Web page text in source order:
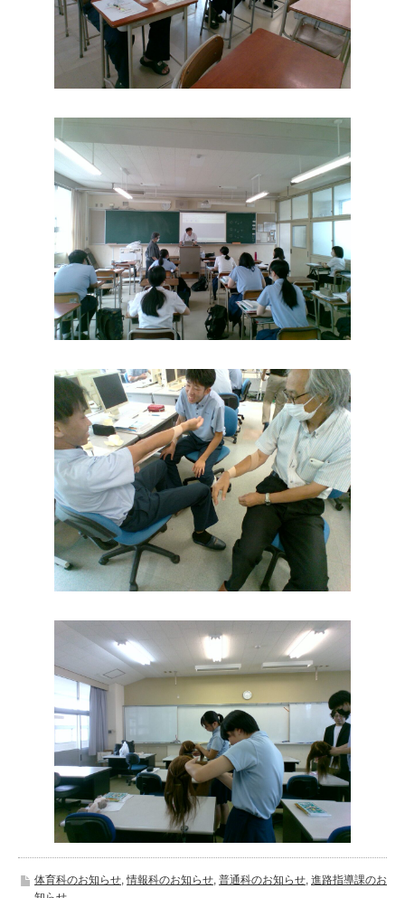
体育科のお知らせ,情報科のお知らせ, 普通科のお知らせ, 進路指導課のお